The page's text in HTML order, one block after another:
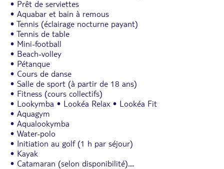
• Prêt de serviettes
• Aquabar et bain à remous
• Tennis (éclairage nocturne payant)
• Tennis de table
• Mini-football
• Beach-volley
• Pétanque
• Cours de danse
• Salle de sport (à partir de 18 ans)
• Fitness (cours collectifs)
• Lookymba • Lookéa Relax • Lookéa Fit
• Aquagym
• Aqualookymba
• Water-polo
• Initiation au golf (1 h par séjour)
• Kayak
• Catamaran (selon disponibilité)....